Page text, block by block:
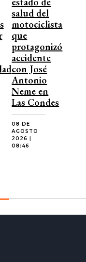
salud del
motociclista
que
protagonizó
accidente
con José
Antonio
Neme en
Las Condes
08 DE
AGOSTO
2026 |
08:46